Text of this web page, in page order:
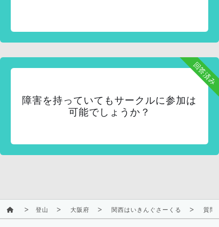
回答済み
障害を持っていてもサークルに参加は
可能でしょうか？
登山 大阪府 関西はいきんぐさーくる 質問